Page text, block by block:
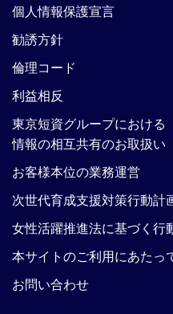
個人情報保護宣言
勧誘方針
倫理コード
利益相反
東京短資グループにおける
情報の相互共有のお取扱い
お客様本位の業務運営
次世代育成支援対策行動計
女性活躍推進法に基づく行
本サイトのご利用にあたっ
お問い合わせ